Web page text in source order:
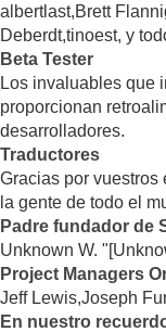
albertlast,Brett
Deberdt,tinoest, y
Beta Tester
Los invaluables que
proporcionan
desarrolladores.
Traductores
Gracias por vuestros
la gente de todo el
Padre fundador de
Unknown W.
Project Managers
Jeff Lewis,Joseph
En nuestro